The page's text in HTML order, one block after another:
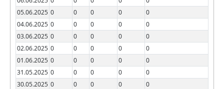
05.06.2025 0 0 0 0
0
04.06.2025 0 0 0 0
0
03.06.2025 0 0 0 0
0
02.06.2025 0 0 0 0
0
01.06.2025 0 0 0 0
0
31.05.2025 0 0 0 0
0
30.05.2025 0 0 0 0
0